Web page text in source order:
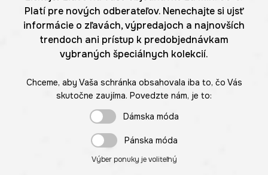
Platí pre nových odberateľov. Nenechajte si ujsť
informácie o zľavách, výpredajoch a najnovších
trendoch ani prístup k predobjednávkam
vybraných špeciálnych kolekcií.
Chceme, aby Vaša schránka obsahovala iba to, čo Vás
skutočne zaujíma. Povedzte nám, je to:
Dámska móda
Pánska móda
Výber ponuky je voliteľný